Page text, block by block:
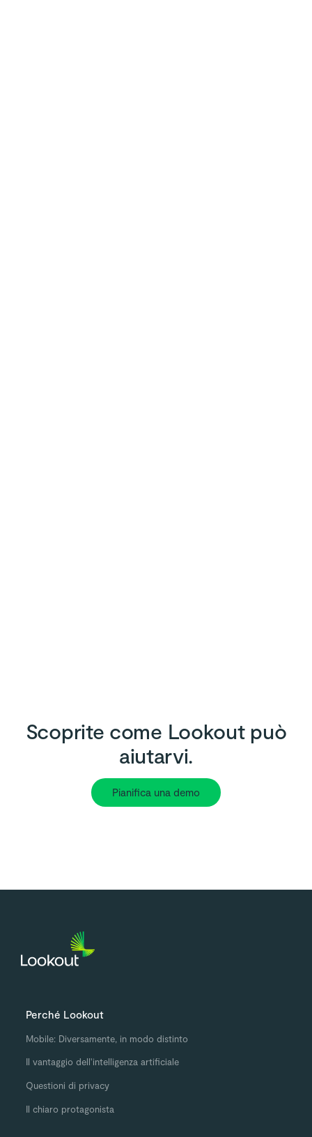
Scoprite come Lookout può
aiutarvi.
Pianifica una demo
Perché Lookout
Mobile: Diversamente, in modo distinto
Il vantaggio dell'intelligenza artificiale
Questioni di privacy
Il chiaro protagonista